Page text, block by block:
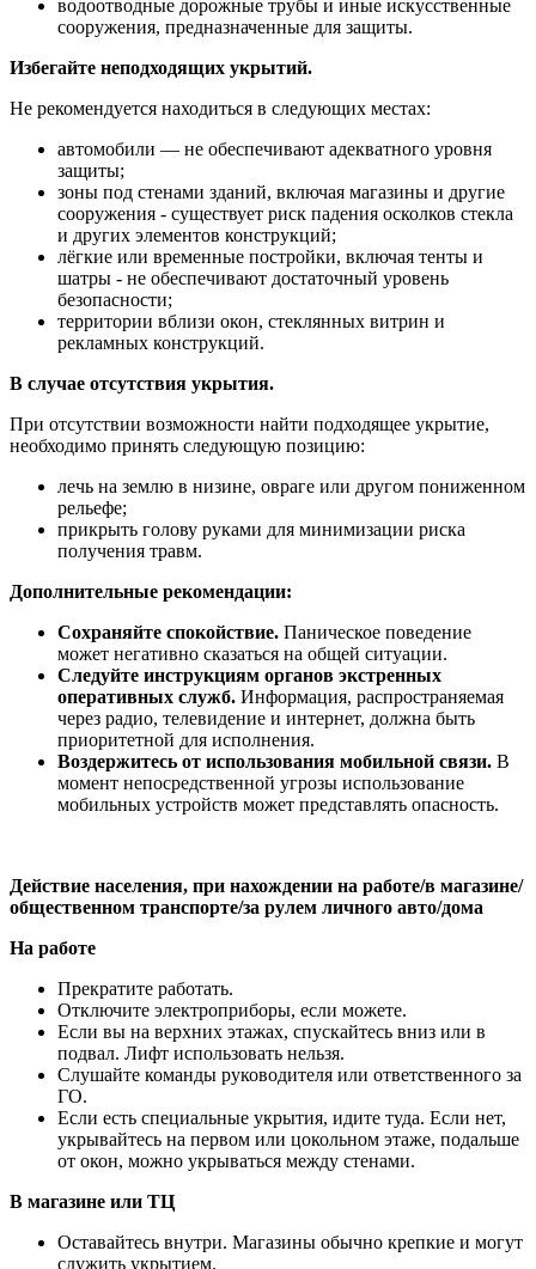
водоотводные дорожные трубы и иные искусственные
сооружения, предназначенные для защиты.
Избегайте неподходящих укрытий.
Не рекомендуется находиться в следующих местах:
автомобили — не обеспечивают адекватного уровня
защиты;
зоны под стенами зданий, включая магазины и другие
сооружения - существует риск падения осколков стекла
и других элементов конструкций;
лёгкие или временные постройки, включая тенты и
шатры - не обеспечивают достаточный уровень
безопасности;
территории вблизи окон, стеклянных витрин и
рекламных конструкций.
В случае отсутствия укрытия.
При отсутствии возможности найти подходящее укрытие,
необходимо принять следующую позицию:
лечь на землю в низине, овраге или другом пониженном
рельефе;
прикрыть голову руками для минимизации риска
получения травм.
Дополнительные рекомендации:
Сохраняйте спокойствие. Паническое поведение
может негативно сказаться на общей ситуации.
Следуйте инструкциям органов экстренных
оперативных служб. Информация, распространяемая
через радио, телевидение и интернет, должна быть
приоритетной для исполнения.
Воздержитесь от использования мобильной связи. В
момент непосредственной угрозы использование
мобильных устройств может представлять опасность.
Действие населения, при нахождении на работе/в магазине/
общественном транспорте/за рулем личного авто/дома
На работе
Прекратите работать.
Отключите электроприборы, если можете.
Если вы на верхних этажах, спускайтесь вниз или в
подвал. Лифт использовать нельзя.
Слушайте команды руководителя или ответственного за
ГО.
Если есть специальные укрытия, идите туда. Если нет,
укрывайтесь на первом или цокольном этаже, подальше
от окон, можно укрываться между стенами.
В магазине или ТЦ
Оставайтесь внутри. Магазины обычно крепкие и могут
служить укрытием.